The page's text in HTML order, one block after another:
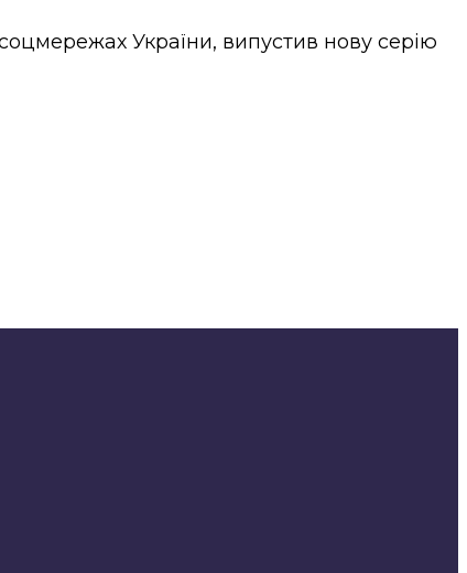
України, випустив нову серію